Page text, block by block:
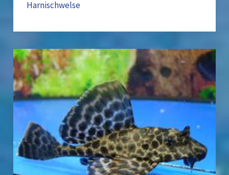
Harnischwelse
Waben-
Schilderwels
–
Glyptoperichthys
gibbiceps